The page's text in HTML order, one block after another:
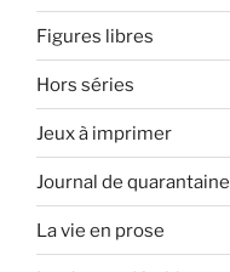
Figures libres
Hors séries
Jeux à imprimer
Journal de quarantaine
La vie en prose